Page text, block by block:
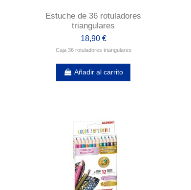
Estuche de 36 rotuladores
triangulares
18,90 €
Caja 36 rotuladores triangulares
Añadir al carrito